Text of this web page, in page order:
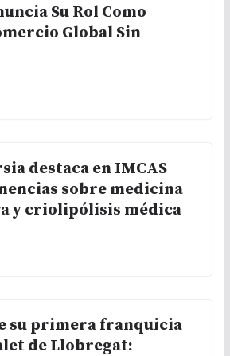
Su Rol Como
Global Sin
destaca en IMCAS
sobre medicina
y criolipólisis médica
su primera franquicia
de Llobregat: